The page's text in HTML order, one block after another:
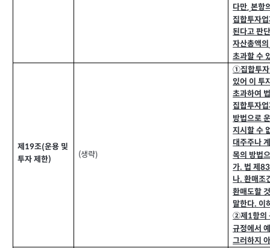
다만,본항
집합투자
된다고 판
자산총액의
초과할 수
제 19조(운용 및
투자 제한) (생략)
①집합투자
있어 이 투
초과하여
집합투자
방법으로
지시할 수
대주주나
목의 방법
가. 법 제83
나.환매조
환매도할
말한다. 이
②제 1항의
규정에서
그러하지